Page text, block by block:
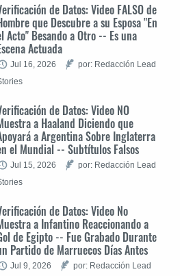
de Datos: Video FALSO de
que Descubre a su Esposa "En
Acto" Besando a Otro -- Es una
Actuada
Jul 16, 2026
por: Redacción Lead
de Datos: Video NO
a Haaland Diciendo que
a Argentina Sobre Inglaterra
el Mundial -- Subtítulos Falsos
Jul 15, 2026
por: Redacción Lead
de Datos: Video No
a Infantino Reaccionando a
de Egipto -- Fue Grabado Durante
Partido de Marruecos Días Antes
Jul 9, 2026
por: Redacción Lead